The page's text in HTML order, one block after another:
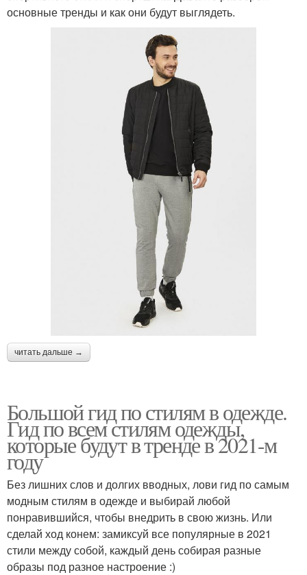
основные тренды и как они будут выглядеть.
читать дальше →
Большой гид по стилям в одежде.
Гид по всем стилям одежды,
которые будут в тренде в 2021-м
году
Без лишних слов и долгих вводных, лови гид по самым
модным стилям в одежде и выбирай любой
понравившийся, чтобы внедрить в свою жизнь. Или
сделай ход конем: замиксуй все популярные в 2021
стили между собой, каждый день собирая разные
образы под разное настроение :)